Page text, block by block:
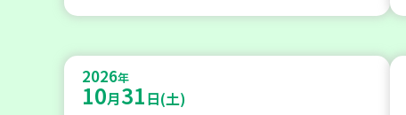
2026年
10月31日(土)